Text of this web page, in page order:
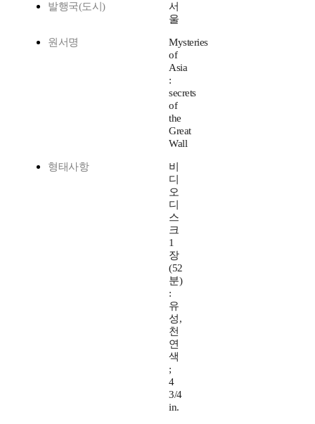
발행국(도시)
서
울
원서명
Mysteries
of
Asia
:
secrets
of
the
Great
Wall
형태사항
비
디
오
디
스
크
1
장
(52
분)
:
유
성,
천
연
색
;
4
3/4
in.